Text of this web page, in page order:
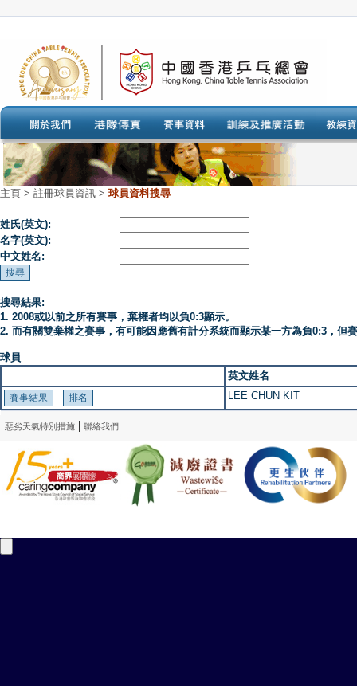
主頁 > 註冊球員資訊 > 球員資料搜尋
姓氏(英文):
名字(英文):
中文姓名:
搜尋結果:
1. 2008或以前之所有賽事，棄權者均以負0:3顯示。
2. 而有關雙棄權之賽事，有可能因應舊有計分系統而顯示某一方為負0:3，但
球員
英文姓名
LEE CHUN KIT